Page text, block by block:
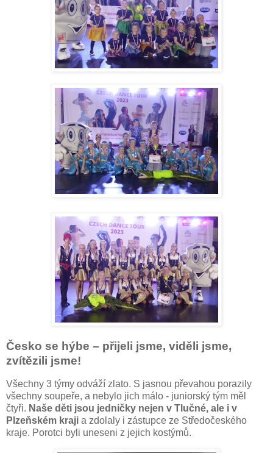
Česko se hýbe – přijeli jsme, viděli jsme,
zvítězili jsme!
Všechny 3 týmy odváží zlato. S jasnou převahou porazily
všechny soupeře, a nebylo jich málo - juniorský tým měl
čtyři. Naše děti jsou jedničky nejen v Tlučné, ale i v
Plzeňském kraji a zdolaly i zástupce ze Středočeského
kraje. Porotci byli uneseni z jejich kostýmů.